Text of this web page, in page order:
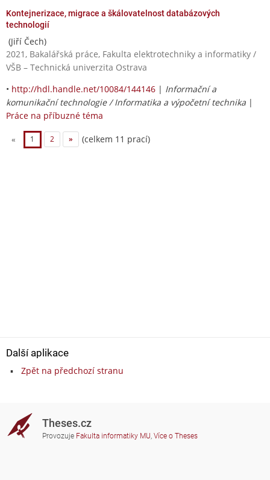
Kontejnerizace, migrace a škálovatelnost databázových
technologií
(Jiří Čech)
2021, Bakalářská práce, Fakulta elektrotechniky a informatiky /
VŠB – Technická univerzita Ostrava
• http://hdl.handle.net/10084/144146 | Informační a
komunikační technologie / Informatika a výpočetní technika |
Práce na příbuzné téma
« 1 2 » (celkem 11 prací)
Další aplikace
Zpět na předchozí stranu
Theses.cz
Provozuje Fakulta informatiky MU, Více o Theses